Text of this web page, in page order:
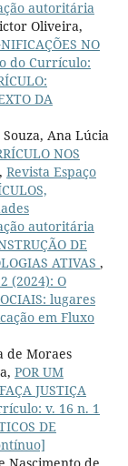
autoritária
Oliveira,
NO
do Currículo:
DA
Ana Lúcia
NOS
, Revista Espaço
autoritária
DE
ATIVAS ,
(2024): O
lugares
em Fluxo
de Moraes
POR UM
JUSTIÇA
v. 16 n. 1
DE
Nascimento de